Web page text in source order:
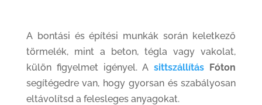
A bontási és építési munkák során keletkező
törmelék, mint a beton, tégla vagy vakolat,
külön figyelmet igényel. Asittszállítás Fóton
segítégedre van, hogy gyorsan és szabályosan
eltávolítsd a felesleges anyagokat.